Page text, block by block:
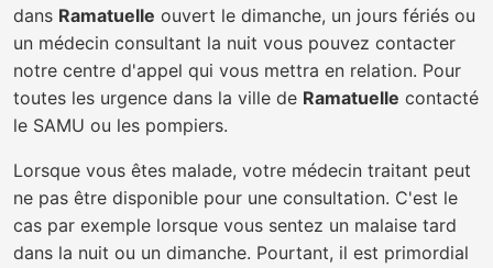
dans Ramatuelle ouvert le dimanche, un jours fériés ou
un médecin consultant la nuit vous pouvez contacter
notre centre d'appel qui vous mettra en relation. Pour
toutes les urgence dans la ville de Ramatuelle contacté
le SAMU ou les pompiers.
Lorsque vous êtes malade, votre médecin traitant peut
ne pas être disponible pour une consultation. C'est le
cas par exemple lorsque vous sentez un malaise tard
dans la nuit ou un dimanche. Pourtant, il est primordial